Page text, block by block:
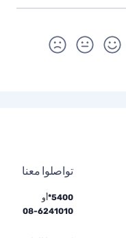
تواصلوا معنا
5400*
أو
6241010
-
08